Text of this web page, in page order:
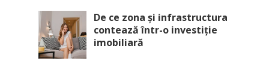
De ce zona și infrastructura
contează într-o investiție
imobiliară